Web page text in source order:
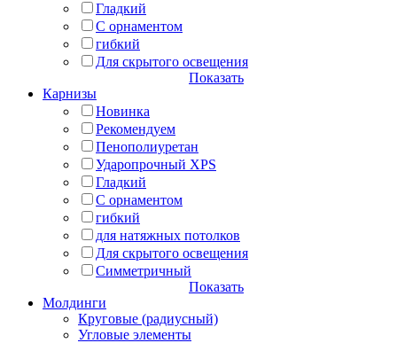
Гладкий
С орнаментом
гибкий
Для скрытого освещения
Показать
Карнизы
Новинка
Рекомендуем
Пенополиуретан
Ударопрочный XPS
Гладкий
С орнаментом
гибкий
для натяжных потолков
Для скрытого освещения
Симметричный
Показать
Молдинги
Круговые (радиусный)
Угловые элементы